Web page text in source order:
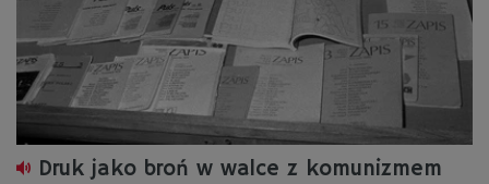
Druk jako broń w walce z komunizmem